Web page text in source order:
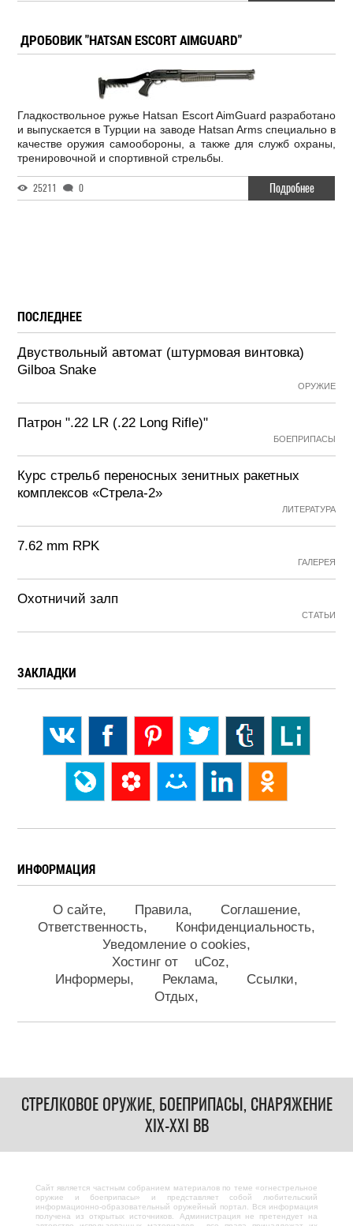
ДРОБОВИК "HATSAN ESCORT AIMGUARD"
Гладкоствольное ружье Hatsan Escort AimGuard разработано
и выпускается в Турции на заводе Hatsan Arms специально в
качестве оружия самообороны, а также для служб охраны,
тренировочной и спортивной стрельбы.
25211 0 Подробнее
ПОСЛЕДНЕЕ
Двуствольный автомат (штурмовая винтовка)
Gilboa Snake
ОРУЖИЕ
Патрон ".22 LR (.22 Long Rifle)"
БОЕПРИПАСЫ
Курс стрельб переносных зенитных ракетных
комплексов «Стрела-2»
ЛИТЕРАТУРА
7.62 mm RPK
ГАЛЕРЕЯ
Охотничий залп
СТАТЬИ
ЗАКЛАДКИ
ИНФОРМАЦИЯ
О сайте Правила
Соглашение
Ответственность
Конфиденциальность
Уведомление о cookies
Хостинг от
uCoz
Информеры
Реклама
Ссылки
Отдых
СТРЕЛКОВОЕ ОРУЖИЕ, БОЕПРИПАСЫ, СНАРЯЖЕНИЕ
XIX-XXI ВВ
Сайт является частным собранием материалов по теме «огнестрельное
оружие и боеприпасы» и представляет собой любительский
информационно-образовательный оружейный портал. Вся информация
получена из открытых источников. Администрация не претендует на